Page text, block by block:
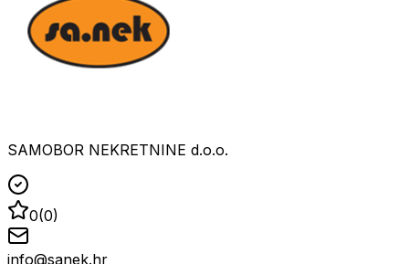
SAMOBOR NEKRETNINE d.o.o.
0(0)
info@sanek.hr